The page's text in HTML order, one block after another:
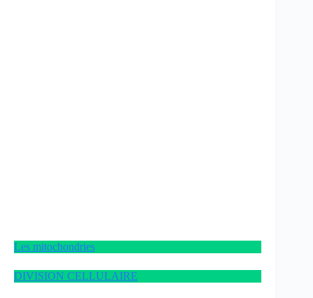
Les mitochondries
DIVISION CELLULAIRE